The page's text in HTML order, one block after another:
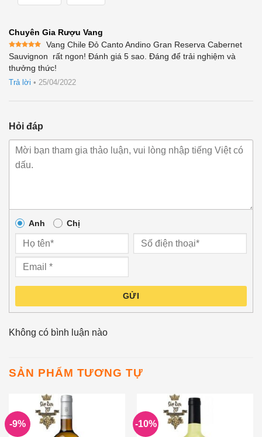
Chuyên Gia Rượu Vang
Được xếp
hạng55
sao
Vang Chile Đỏ Canto Andino Gran Reserva Cabernet
Sauvignon rất ngon! Đánh giá 5 sao. Đáng để trải nghiệm và
thưởng thức!
Trả lời • 25/04/2022
Hỏi đáp
Anh Chị
GỬI
Không có bình luận nào
SẢN PHẨM TƯƠNG TỰ
-9% -10%